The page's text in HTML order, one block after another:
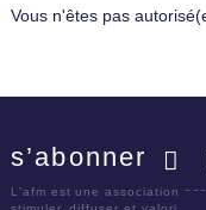
Vous n'êtes pas
s’abonner
L'afm est une association